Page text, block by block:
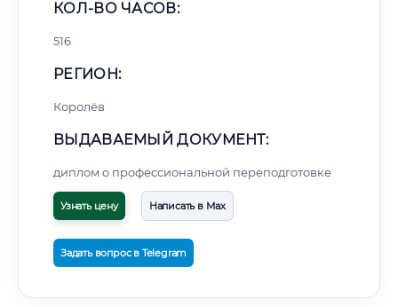
КОЛ-ВО ЧАСОВ:
516
РЕГИОН:
Королёв
ВЫДАВАЕМЫЙ ДОКУМЕНТ:
диплом о профессиональной переподготовке
Узнать цену Написать в Max
Задать вопрос в Telegram